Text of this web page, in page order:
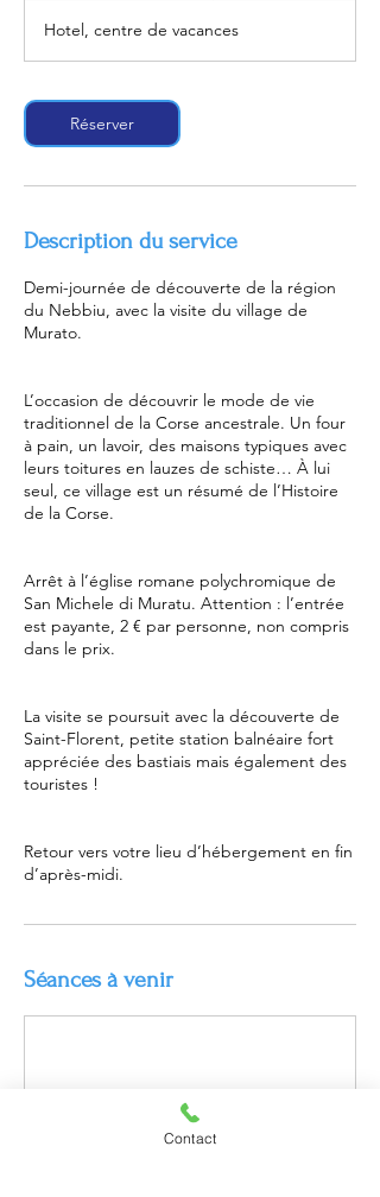
0
m
n
Hotel, centre de vacances
Réserver
Description du service
Demi-journée de découverte de la région
du Nebbiu, avec la visite du village de
Murato.
L’occasion de découvrir le mode de vie
traditionnel de la Corse ancestrale. Un four
à pain, un lavoir, des maisons typiques avec
leurs toitures en lauzes de schiste… À lui
seul, ce village est un résumé de l’Histoire
de la Corse.
Arrêt à l’église romane polychromique de
San Michele di Muratu. Attention : l’entrée
est payante, 2 € par personne, non compris
dans le prix.
La visite se poursuit avec la découverte de
Saint-Florent, petite station balnéaire fort
appréciée des bastiais mais également des
touristes !
Retour vers votre lieu d’hébergement en fin
d’après-midi.
Séances à venir
Contact